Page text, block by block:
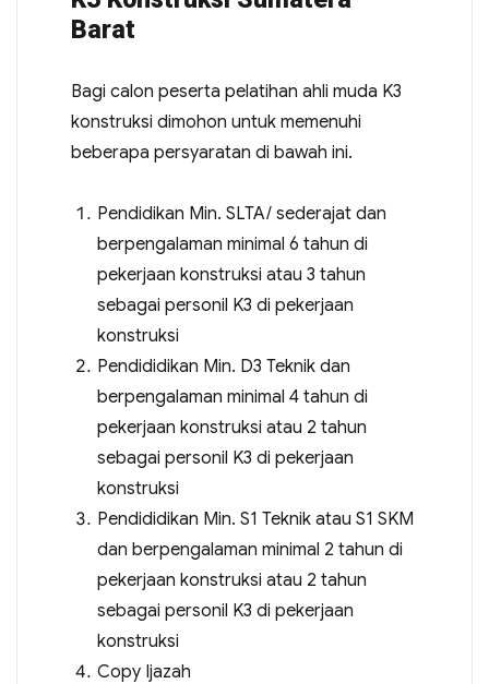
Barat
Bagi calon peserta pelatihan ahli muda K3
konstruksi dimohon untuk memenuhi
beberapa persyaratan di bawah ini.
Pendidikan Min. SLTA/ sederajat dan
berpengalaman minimal 6 tahun di
pekerjaan konstruksi atau 3 tahun
sebagai personil K3 di pekerjaan
konstruksi
Pendididikan Min. D3 Teknik dan
berpengalaman minimal 4 tahun di
pekerjaan konstruksi atau 2 tahun
sebagai personil K3 di pekerjaan
konstruksi
Pendididikan Min. S1 Teknik atau S1 SKM
dan berpengalaman minimal 2 tahun di
pekerjaan konstruksi atau 2 tahun
sebagai personil K3 di pekerjaan
konstruksi
Copy Ijazah